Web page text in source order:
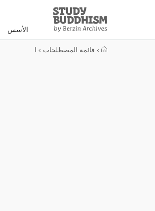
Study
Buddhism
Home
الأسس
› قائمة المصطلحات › ا